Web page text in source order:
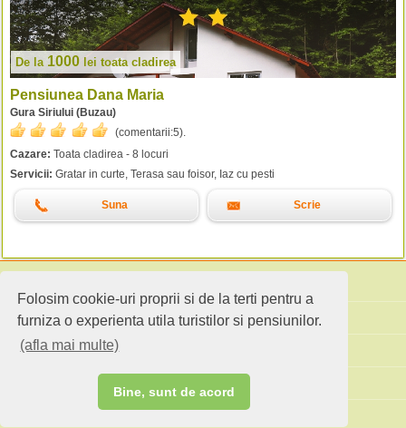
Folosim cookie-uri proprii si de la terti pentru a
furniza o experienta utila turistilor si pensiunilor.
(afla mai multe)
Bine, sunt de acord
De la 1000 lei toata cladirea
Pensiunea Dana Maria
Gura Siriului (Buzau)
(comentarii:5).
Cazare: Toata cladirea - 8 locuri
Servicii: Gratar in curte, Terasa sau foisor, Iaz cu pesti
Suna Scrie
Cauta pensiuni